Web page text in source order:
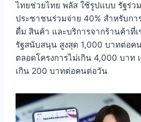
ไทยช่วยไทย พลัส ใช้รูปแบบ รัฐร่ว
ประชาชนร่วมจ่าย 40% สำหรับกา
ดื่ม สินค้า และบริการจากร้านค้าที่เ
รัฐสนับสนุน สูงสุด 1,000 บาทต่อค
ตลอดโครงการไม่เกิน 4,000 บาท
เกิน 200 บาทต่อคนต่อวัน